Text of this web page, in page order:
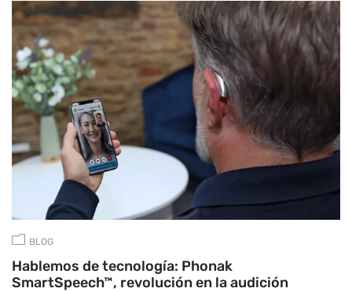
BLOG
Hablemos de tecnología: Phonak
SmartSpeech™, revolución en la audición